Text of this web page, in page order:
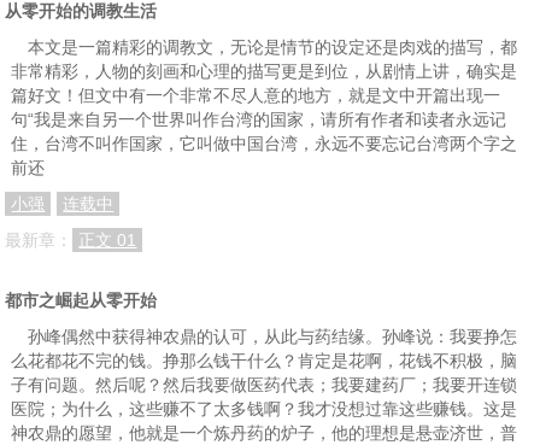
第55章 疯狂的后勤部 临时通知，顺带聊一下 第56章 飞一般的成长速度
第57章 量产中级冒险者？ 第58章 时代变了 重要通知
第59章 夏家女婿？
第62章 流光城变局
第65章 新纪元
从零开始的调教生活
本文是一篇精彩的调教文，无论是情节的设定还是肉戏的描写，都
非常精彩，人物的刻画和心理的描写更是到位，从剧情上讲，确实是
篇好文！但文中有一个非常不尽人意的地方，就是文中开篇出现一
句“我是来自另一个世界叫作台湾的国家，请所有作者和读者永远记
住，台湾不叫作国家，它叫做中国台湾，永远不要忘记台湾两个字之
前还
小强
连载中
最新章：
正文 01
都市之崛起从零开始
孙峰偶然中获得神农鼎的认可，从此与药结缘。孙峰说：我要挣怎
么花都花不完的钱。挣那么钱干什么？肯定是花啊，花钱不积极，脑
子有问题。然后呢？然后我要做医药代表；我要建药厂；我要开连锁
医院；为什么，这些赚不了太多钱啊？我才没想过靠这些赚钱。这是
神农鼎的愿望，他就是一个炼丹药的炉子，他的理想是悬壶济世，普